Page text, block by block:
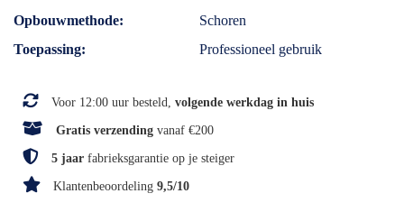
Opbouwmethode
Schoren
Toepassing
Professioneel gebruik
Voor 12:00 uur besteld, volgende werkdag in huis
Gratis verzending vanaf €200
5 jaar fabrieksgarantie op je steiger
Klantenbeoordeling 9,5/10